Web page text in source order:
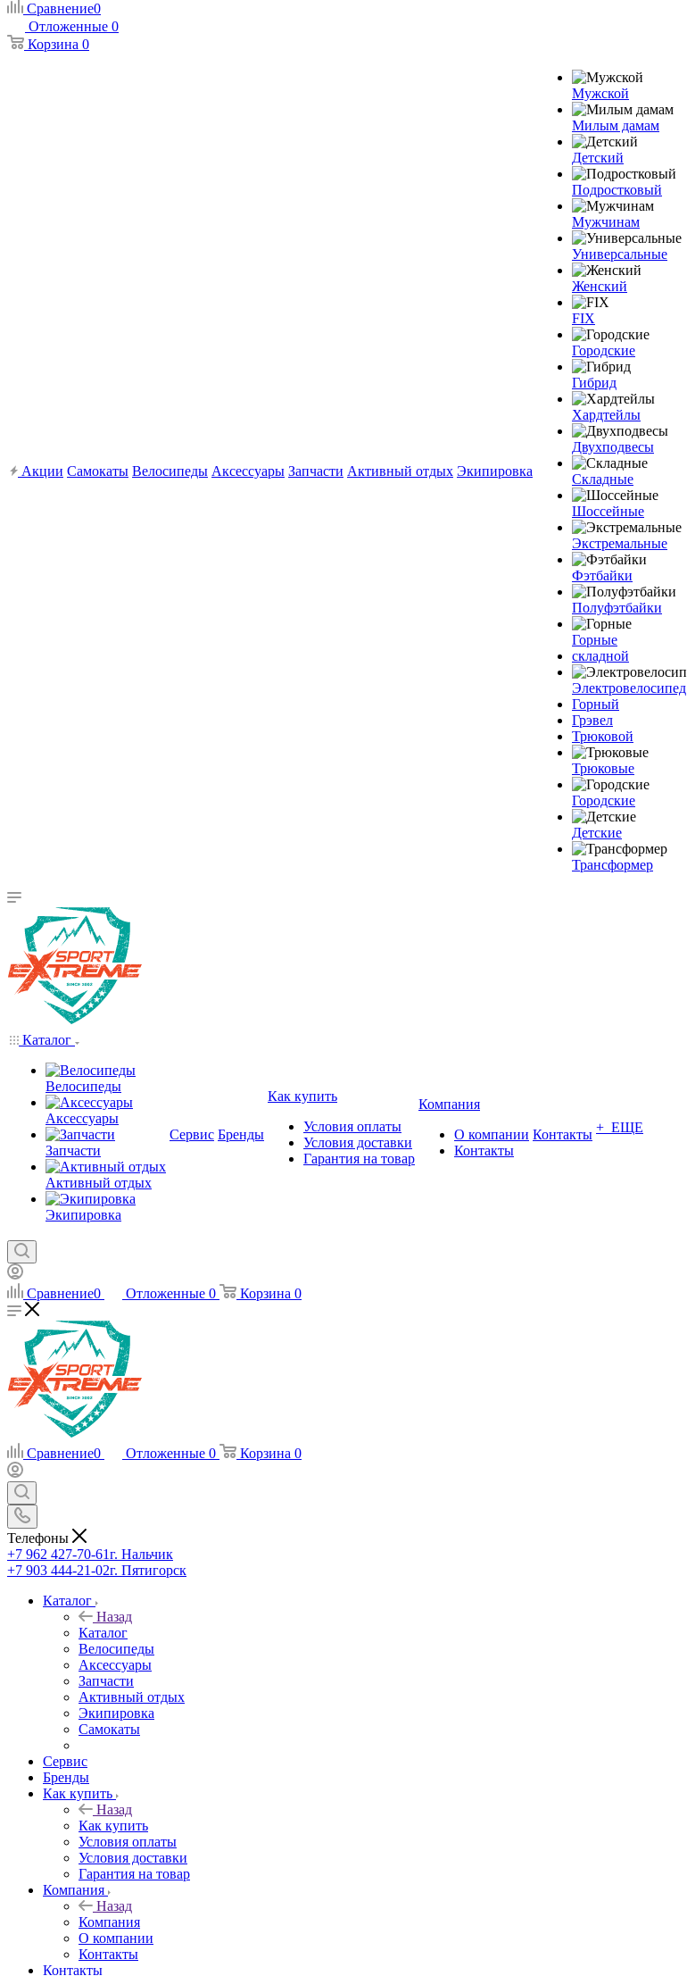
Сравнение0
Отложенные 0
Корзина 0
Акции Самокаты Велосипеды Аксессуары Запчасти Активный отдых Экипировка
Мужской
Милым дамам
Детский
Подростковый
Мужчинам
Универсальные
Женский
FIX
Городские
Гибрид
Хардтейлы
Двухподвесы
Складные
Шоссейные
Экстремальные
Фэтбайки
Полуфэтбайки
Горные
складной
Электровелосипед
Горный
Грэвел
Трюковой
Трюковые
Городские
Детские
Трансформер
Каталог
Велосипеды
Аксессуары
Запчасти
Активный отдых
Экипировка
Сервис Бренды
Как купить
Условия оплаты
Условия доставки
Гарантия на товар
Компания
О компании
Контакты
Контакты + ЕЩЕ
Сравнение0 Отложенные 0 Корзина 0
Сравнение0 Отложенные 0 Корзина 0
Телефоны
+7 962 427-70-61г. Нальчик
+7 903 444-21-02г. Пятигорск
Каталог
Назад
Каталог
Велосипеды
Аксессуары
Запчасти
Активный отдых
Экипировка
Самокаты
Сервис
Бренды
Как купить
Назад
Как купить
Условия оплаты
Условия доставки
Гарантия на товар
Компания
Назад
Компания
О компании
Контакты
Контакты